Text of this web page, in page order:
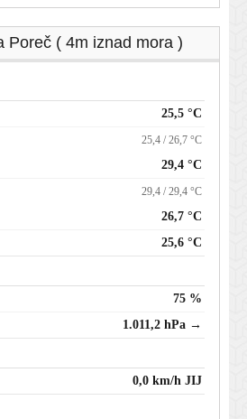
( 4m iznad mora )
25,5 °C
25,4 / 26,7 °C
29,4 °C
29,4 / 29,4 °C
26,7 °C
25,6 °C
75 %
1.011,2 hPa →
0,0 km/h JIJ